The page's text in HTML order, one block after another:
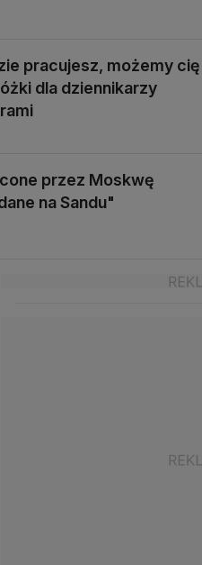
pracujesz, możemy cię
dla dziennikarzy
przez Moskwę
na Sandu"